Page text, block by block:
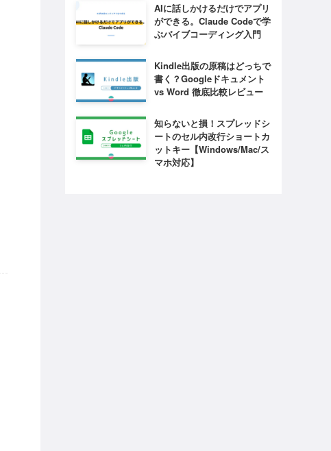
AIに話しかけるだけでアプリ
ができる。Claude Codeで学
ぶバイブコーディング入門
Kindle出版の原稿はどっちで
書く？Googleドキュメント
vs Word 徹底比較レビュー
知らないと損！スプレッドシ
ートのセル内改行ショートカ
ットキー【Windows/Mac/ス
マホ対応】